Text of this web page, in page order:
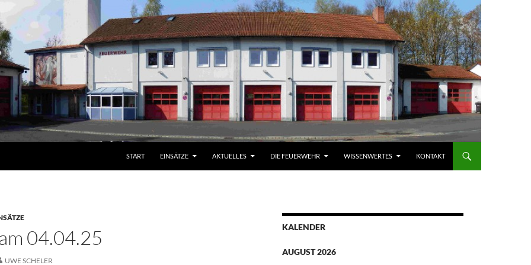
START EINSÄTZE AKTUELLES DIE FEUERWEHR WISSENWERTES KONTAKT
04.04.25
UWE SCHELER
KALENDER
AUGUST 2026